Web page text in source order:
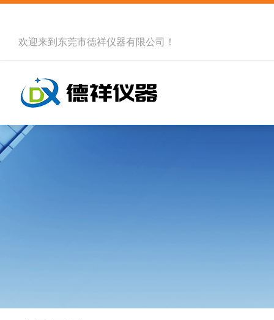
欢迎来到 东莞市德祥仪器有限公司 ！